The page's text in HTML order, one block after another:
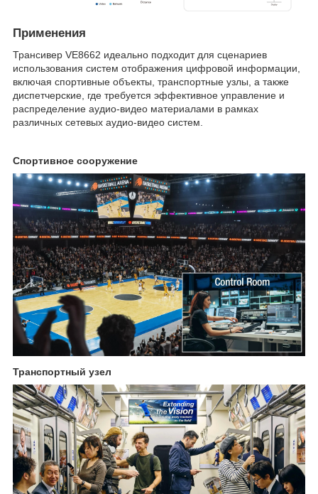
Применения
Трансивер VE8662 идеально подходит для сценариев
использования систем отображения цифровой информации,
включая спортивные объекты, транспортные узлы, а также
диспетчерские, где требуется эффективное управление и
распределение аудио-видео материалами в рамках
различных сетевых аудио-видео систем.
Cпортивное сооружение
Транспортный узел